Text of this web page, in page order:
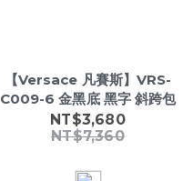
【Versace 凡賽斯】VRS-
C009-6 金黑底 黑字 斜跨包
NT$3,680
NT$7,360